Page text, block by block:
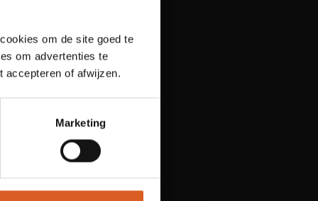
om de site goed te
om advertenties te
accepteren of afwijzen.
Marketing